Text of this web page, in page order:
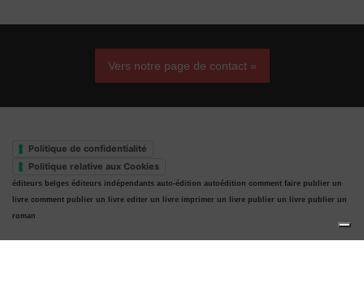
Vers notre page de contact »
Politique de confidentialité
Politique relative aux Cookies
éditeurs belges éditeurs indépendants auto-édition autoédition comment faire publier un
livre comment publier un livre editer un livre imprimer un livre publier un livre publier un
roman